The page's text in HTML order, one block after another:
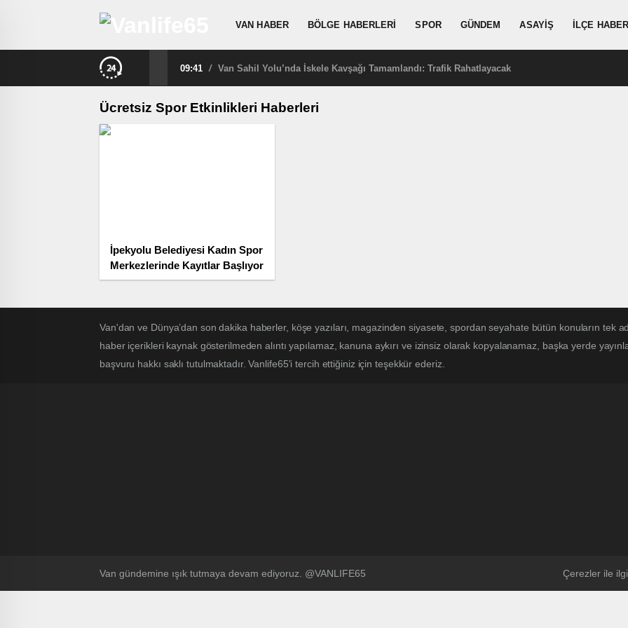
VAN HABER BÖLGE HABERLERI SPOR GÜNDEM ASAYIŞ İLÇE
09:41 / Van Sahil Yolu’nda İskele Kavşağı Tamamlandı: Trafik Rahatlayacak
Ücretsiz Spor Etkinlikleri Haberleri
İpekyolu Belediyesi Kadın Spor
Merkezlerinde Kayıtlar Başlıyor
Van'dan ve Dünya’dan son dakika haberler, köşe yazıları, magazinden siyasete, spordan seyahate bütün konuların tek
haber içerikleri kaynak gösterilmeden alıntı yapılamaz, kanuna aykırı ve izinsiz olarak kopyalanamaz, başka yerde
başvuru hakkı saklı tutulmaktadır. Vanlife65'i tercih ettiğiniz için teşekkür ederiz.
Van gündemine ışık tutmaya devam ediyoruz. @VANLIFE65 Çerezler ile